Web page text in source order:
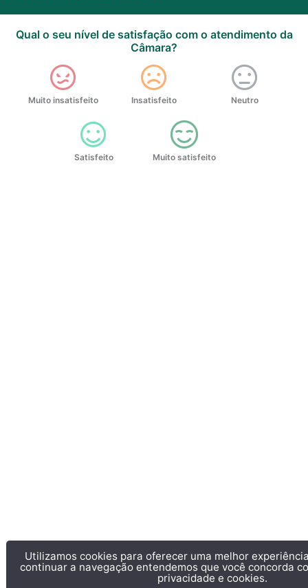
Utilizamos cookies para oferecer uma melhor
continuar a navegação entendemos que você concorda
privacidade e cookies.
Qual o seu nível de satisfação com o atendimento da
Câmara?
Muito insatisfeito Insatisfeito Neutro
Satisfeito Muito satisfeito